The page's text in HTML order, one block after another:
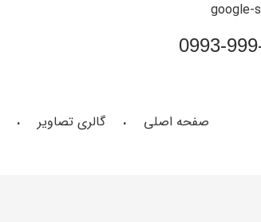
google-
صفحه اصلی گالری تصاویر